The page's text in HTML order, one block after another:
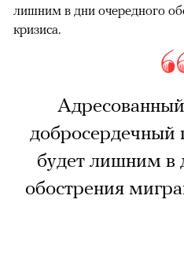
лишним в дни очередного
кризиса.
добросердечный
будет лишним в
обострения